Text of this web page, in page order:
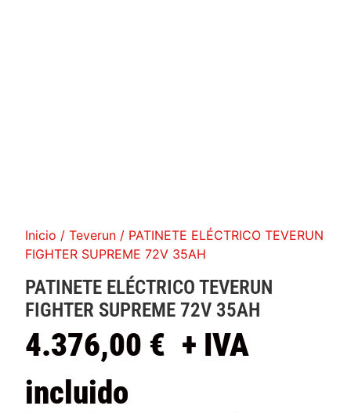
Inicio /Teverun / PATINETE ELÉCTRICO TEVERUN
FIGHTER SUPREME 72V 35AH
PATINETE ELÉCTRICO TEVERUN
FIGHTER SUPREME 72V 35AH
4.376,00 € + IVA
incluido